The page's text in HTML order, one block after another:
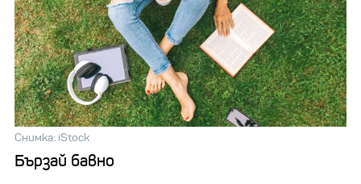
Снимка: iStock
Бързай бавно